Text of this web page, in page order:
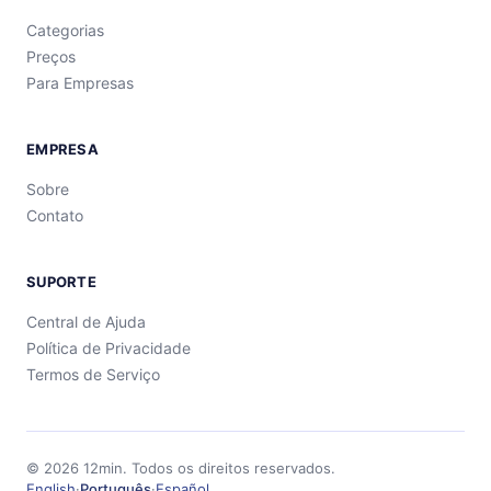
Categorias
Preços
Para Empresas
EMPRESA
Sobre
Contato
SUPORTE
Central de Ajuda
Política de Privacidade
Termos de Serviço
© 2026 12min. Todos os direitos reservados.